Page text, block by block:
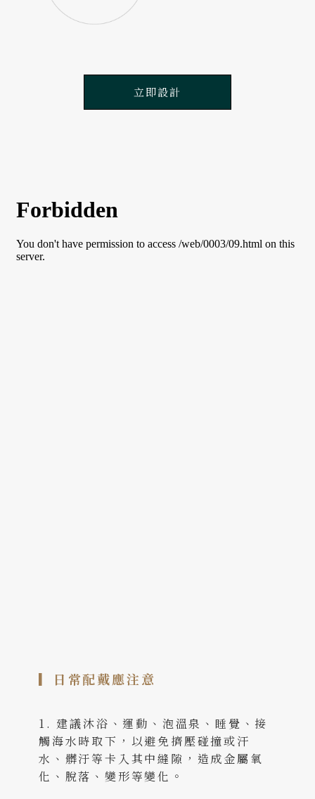
立即設計
▎ 日常配戴應注意
1. 建議沐浴、運動、泡溫泉、睡覺、接
觸海水時取下，以避免擠壓碰撞或汗
水、髒汙等卡入其中縫隙，造成金屬氧
化、脫落、變形等變化。